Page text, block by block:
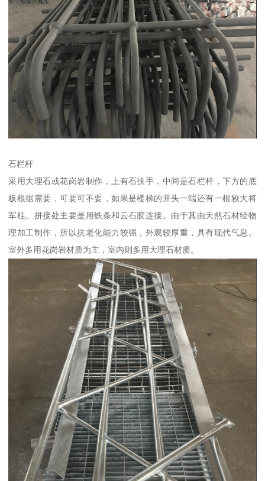
石栏杆
采用大理石或花岗岩制作，上有石扶手，中间是石栏杆，下方的底
板根据需要，可要可不要，如果是楼梯的开头一端还有一根较大将
军柱。拼接处主要是用铁条和云石胶连接。由于其由天然石材经物
理加工制作，所以抗老化能力较强，外观较厚重，具有现代气息。
室外多用花岗岩材质为主，室内则多用大理石材质。